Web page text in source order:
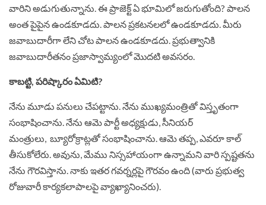
వారిని అడుగుతున్నాను. ఈ ప్రాజెక్ట్ ఏ భూమిలో జరుగుతోంది? పాలన
అంత పైపైన ఉండకూడదు. పాలన ప్రకటనలలో ఉండకూడదు. మీరు
జవాబుదారీగా లేని చోట పాలన ఉండకూడదు. ప్రభుత్వానికి
జవాబుదారీతనం ప్రజాస్వామ్యంలో మొదటి అవసరం.
కాబట్టి, పరిష్కారం ఏమిటి?
నేను మూడు పనులు చేపట్టాను. నేను ముఖ్యమంత్రితో విస్తృతంగా
సంభాషించాను. నేను ఆమె పార్టీ అధ్యక్షుడు, సీనియర్
మంత్రులు, బ్యూరోక్రాట్లతో సంభాషించాను. ఆమె తప్ప, ఎవరూ కాల్
తీసుకోలేరు. అవును, మేము నిస్సహాయంగా ఉన్నామని వారి స్పష్టతను
నేను గౌరవిస్తాను. నాకు ఇతర గవర్నర్లపై గౌరవం ఉంది (వారు ప్రభుత్వ
రోజువారీ కార్యకలాపాలపై వ్యాఖ్యానించరు).